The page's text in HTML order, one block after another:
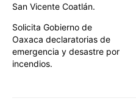
San Vicente Coatlán.
Solicita Gobierno de
Oaxaca declaratorias de
emergencia y desastre por
incendios.